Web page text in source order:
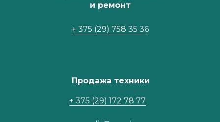
и ремонт
+ 375 (29) 758 35 36
Продажа техники
+ 375 (29) 172 78 77